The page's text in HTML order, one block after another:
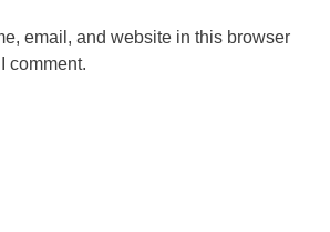
email, and website in this browser
comment.